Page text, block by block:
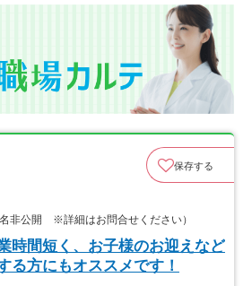
保存する
非公開 ※詳細はお問合せください）
時間短く、お子様のお迎えなど
る方にもオススメです！